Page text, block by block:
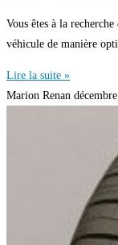
Vous êtes à la
véhicule de manière
Lire la suite »
Marion Renan